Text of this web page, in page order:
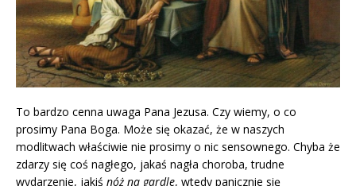
To bardzo cenna uwaga Pana Jezusa. Czy wiemy, o co
prosimy Pana Boga. Może się okazać, że w naszych
modlitwach właściwie nie prosimy o nic sensownego. Chyba że
zdarzy się coś nagłego, jakaś nagła choroba, trudne
wydarzenie, jakiś nóż na gardle, wtedy panicznie się